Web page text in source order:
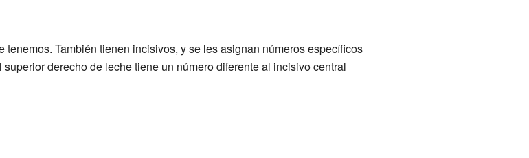
También tienen incisivos, y se les asignan números específicos
derecho de leche tiene un número diferente al incisivo central